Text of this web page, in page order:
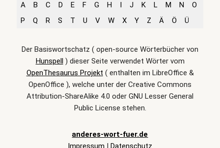
A
B C D E F G H I J K L M N
O
P
Q R S T U V W X Y Z Ä Ö Ü
Der Basiswortschatz ( open-source Wörterbücher von
Hunspell) dieser Seite verwendet Wörter vom
OpenThesaurus Projekt ( enthalten im LibreOffice &
OpenOffice ), welche unter der Creative Commons
Attribution-ShareAlike 4.0 oder GNU Lesser General
Public License stehen.
anderes-wort-fuer.de
Impressum | Datenschutz